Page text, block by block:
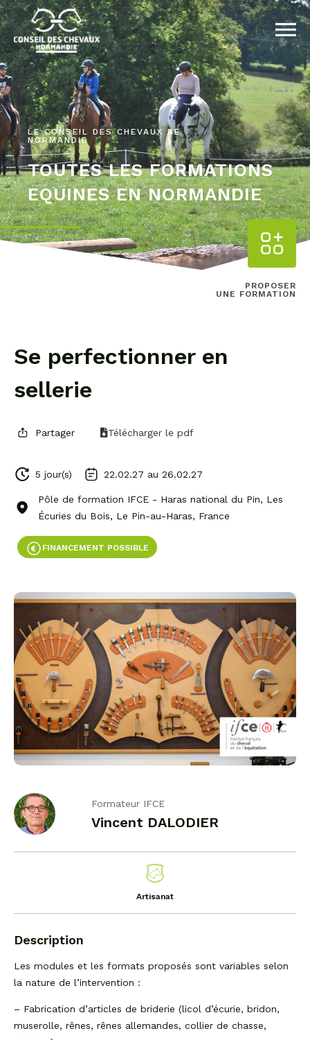
LE CONSEIL DES CHEVAUX DE
NORMANDIE
TOUTES LES FORMATIONS
EQUINES EN NORMANDIE
PROPOSER
UNE FORMATION
Se perfectionner en
sellerie
Partager Télécharger le pdf
5 jour(s) 22.02.27 au 26.02.27
Pôle de formation IFCE - Haras national du Pin, Les
Écuries du Bois, Le Pin-au-Haras, France
FINANCEMENT POSSIBLE
Formateur IFCE
Vincent DALODIER
Artisanat
Description
Les modules et les formats proposés sont variables selon
la nature de l’intervention :
– Fabrication d’articles de briderie (licol d’écurie, bridon,
muserolle, rênes, rênes allemandes, collier de chasse,